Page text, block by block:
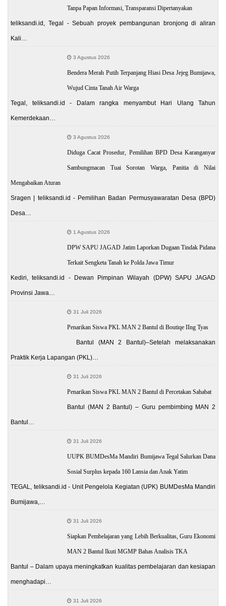
Tanpa Papan Informasi, Transparansi Dipertanyakan
teliksandi.id, Tegal - Sebuah proyek pembangunan bronjong di aliran
Kali…
3 Agustus 2026
Bendera Merah Putih Terpanjang Hiasi Desa Jejeg Bumijawa,
Wujud Cinta Tanah Air Warga
Tegal, teliksandi.id - Dalam rangka menyambut Hari Ulang Tahun
Kemerdekaan…
3 Agustus 2026
Diduga Cacat Prosedur, Pemilihan BPD Desa Karanganyar
Sambungmacan Tuai Sorotan Warga, Panitia di Nilai
Mengabaikan Aturan
Sragen | teliksandi.id - Pemilihan Badan Permusyawaratan Desa (BPD)
Desa…
1 Agustus 2026
DPW SAPU JAGAD Jatim Laporkan Dugaan Tindak Pidana
Terkait Sengketa Tanah ke Polda Jawa Timur
Kediri, teliksandi.id - Dewan Pimpinan Wilayah (DPW) SAPU JAGAD
Provinsi Jawa…
31 Juli 2026
Penarikan Siswa PKL MAN 2 Bantul di Boutiqe IIng Tyas
Bantul (MAN 2 Bantul)–Setelah melaksanakan
Praktik Kerja Lapangan (PKL)…
31 Juli 2026
Penarikan Siswa PKL MAN 2 Bantul di Percetakan Sahabat
Bantul (MAN 2 Bantul) – Guru pembimbing MAN 2
Bantul…
31 Juli 2026
UUPK BUMDesMa Mandiri Bumijawa Tegal Salurkan Dana
Sosial Surplus kepada 160 Lansia dan Anak Yatim
TEGAL, teliksandi.id - Unit Pengelola Kegiatan (UPK) BUMDesMa Mandiri
Bumijawa,…
31 Juli 2026
Siapkan Pembelajaran yang Lebih Berkualitas, Guru Ekonomi
MAN 2 Bantul Ikuti MGMP Bahas Analisis TKA
Bantul – Dalam upaya meningkatkan kualitas pembelajaran dan kesiapan
menghadapi…
31 Juli 2026